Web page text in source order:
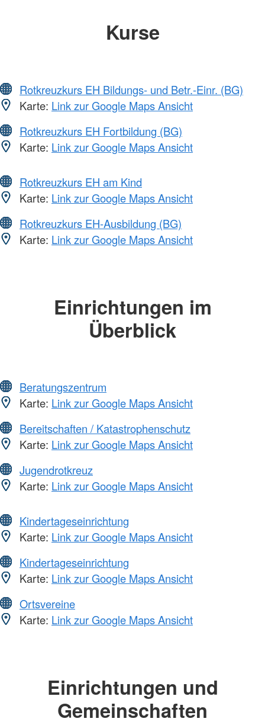
Kurse
Rotkreuzkurs EH Bildungs- und Betr.-Einr. (BG)
Karte: Link zur Google Maps Ansicht
Rotkreuzkurs EH Fortbildung (BG)
Karte: Link zur Google Maps Ansicht
Rotkreuzkurs EH am Kind
Karte: Link zur Google Maps Ansicht
Rotkreuzkurs EH-Ausbildung (BG)
Karte: Link zur Google Maps Ansicht
Einrichtungen im
Überblick
Beratungszentrum
Karte: Link zur Google Maps Ansicht
Bereitschaften / Katastrophenschutz
Karte: Link zur Google Maps Ansicht
Jugendrotkreuz
Karte: Link zur Google Maps Ansicht
Kindertageseinrichtung
Karte: Link zur Google Maps Ansicht
Kindertageseinrichtung
Karte: Link zur Google Maps Ansicht
Ortsvereine
Karte: Link zur Google Maps Ansicht
Einrichtungen und
Gemeinschaften